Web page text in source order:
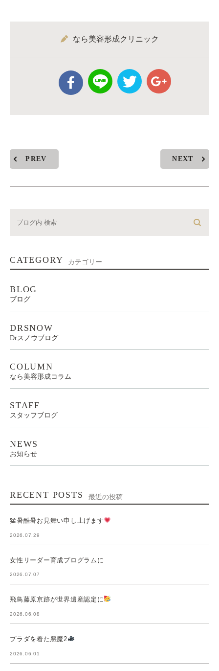
なら美容形成クリニック
PREV NEXT
CATEGORY カテゴリー
BLOG
ブログ
DRSNOW
Drスノウブログ
COLUMN
なら美容形成コラム
STAFF
スタッフブログ
NEWS
お知らせ
RECENT POSTS 最近の投稿
猛暑酷暑お見舞い申し上げます
2026.07.29
女性リーダー育成プログラムに
2026.07.07
飛鳥藤原京跡が世界遺産認定に
2026.06.08
プラダを着た悪魔2
2026.06.01